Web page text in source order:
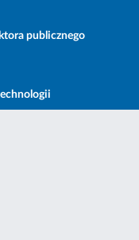
publicznego